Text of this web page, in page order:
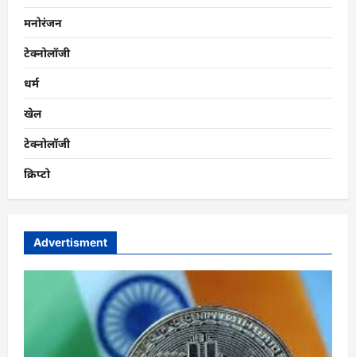
मनोरंजन
टेक्नोलॉजी
धर्म
खेल
टेक्नोलॉजी
क्रिप्टो
Advertisment